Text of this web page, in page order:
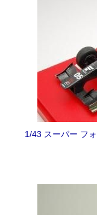
1/43 スーパー フ